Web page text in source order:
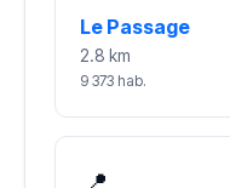
Le Passage
2.8 km
9 373 hab.